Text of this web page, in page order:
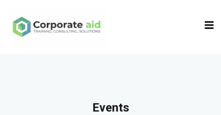
Events
Sign in